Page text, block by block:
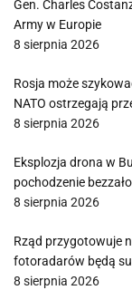
Gen. Charles
Army w Europie
8 sierpnia 2026
Rosja może
NATO ostrzegają
8 sierpnia 2026
Eksplozja drona w
pochodzenie
8 sierpnia 2026
Rząd przygotowuje
fotoradarów będą
8 sierpnia 2026